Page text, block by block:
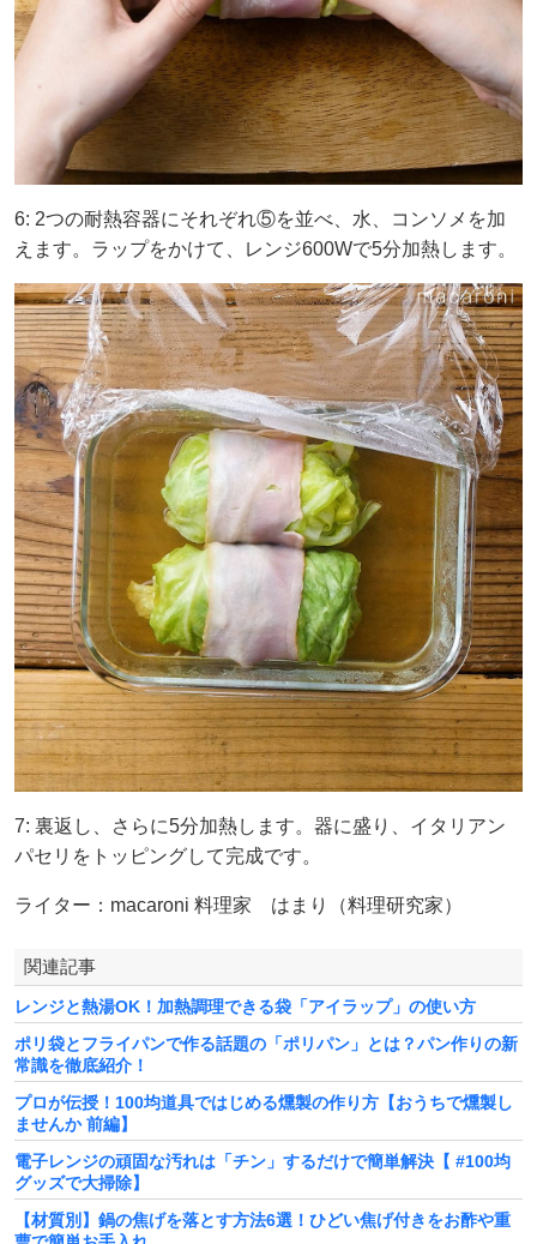
6: 2つの耐熱容器にそれぞれ⑤を並べ、水、コンソメを加
えます。ラップをかけて、レンジ600Wで5分加熱します。
7: 裏返し、さらに5分加熱します。器に盛り、イタリアン
パセリをトッピングして完成です。
ライター：macaroni 料理家 はまり（料理研究家）
関連記事
レンジと熱湯OK！加熱調理できる袋「アイラップ」の使い方
ポリ袋とフライパンで作る話題の「ポリパン」とは？パン作りの新
常識を徹底紹介！
プロが伝授！100均道具ではじめる燻製の作り方【おうちで燻製し
ませんか 前編】
電子レンジの頑固な汚れは「チン」するだけで簡単解決【 #100均
グッズで大掃除】
【材質別】鍋の焦げを落とす方法6選！ひどい焦げ付きをお酢や重